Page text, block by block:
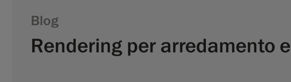
Blog
Rendering per arredamento